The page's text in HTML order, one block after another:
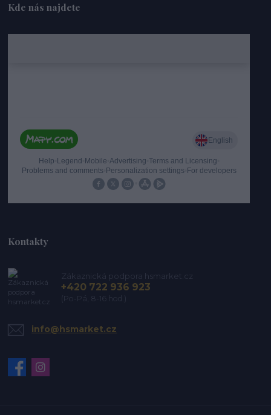
Kde nás najdete
Kontakty
Zákaznická podpora hsmarket.cz
+420 722 936 923
(Po-Pá, 8-16 hod.)
info@hsmarket.cz